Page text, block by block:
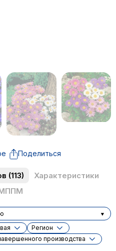
Поделиться
(113)
Характеристики
МППМ
Регион
производства